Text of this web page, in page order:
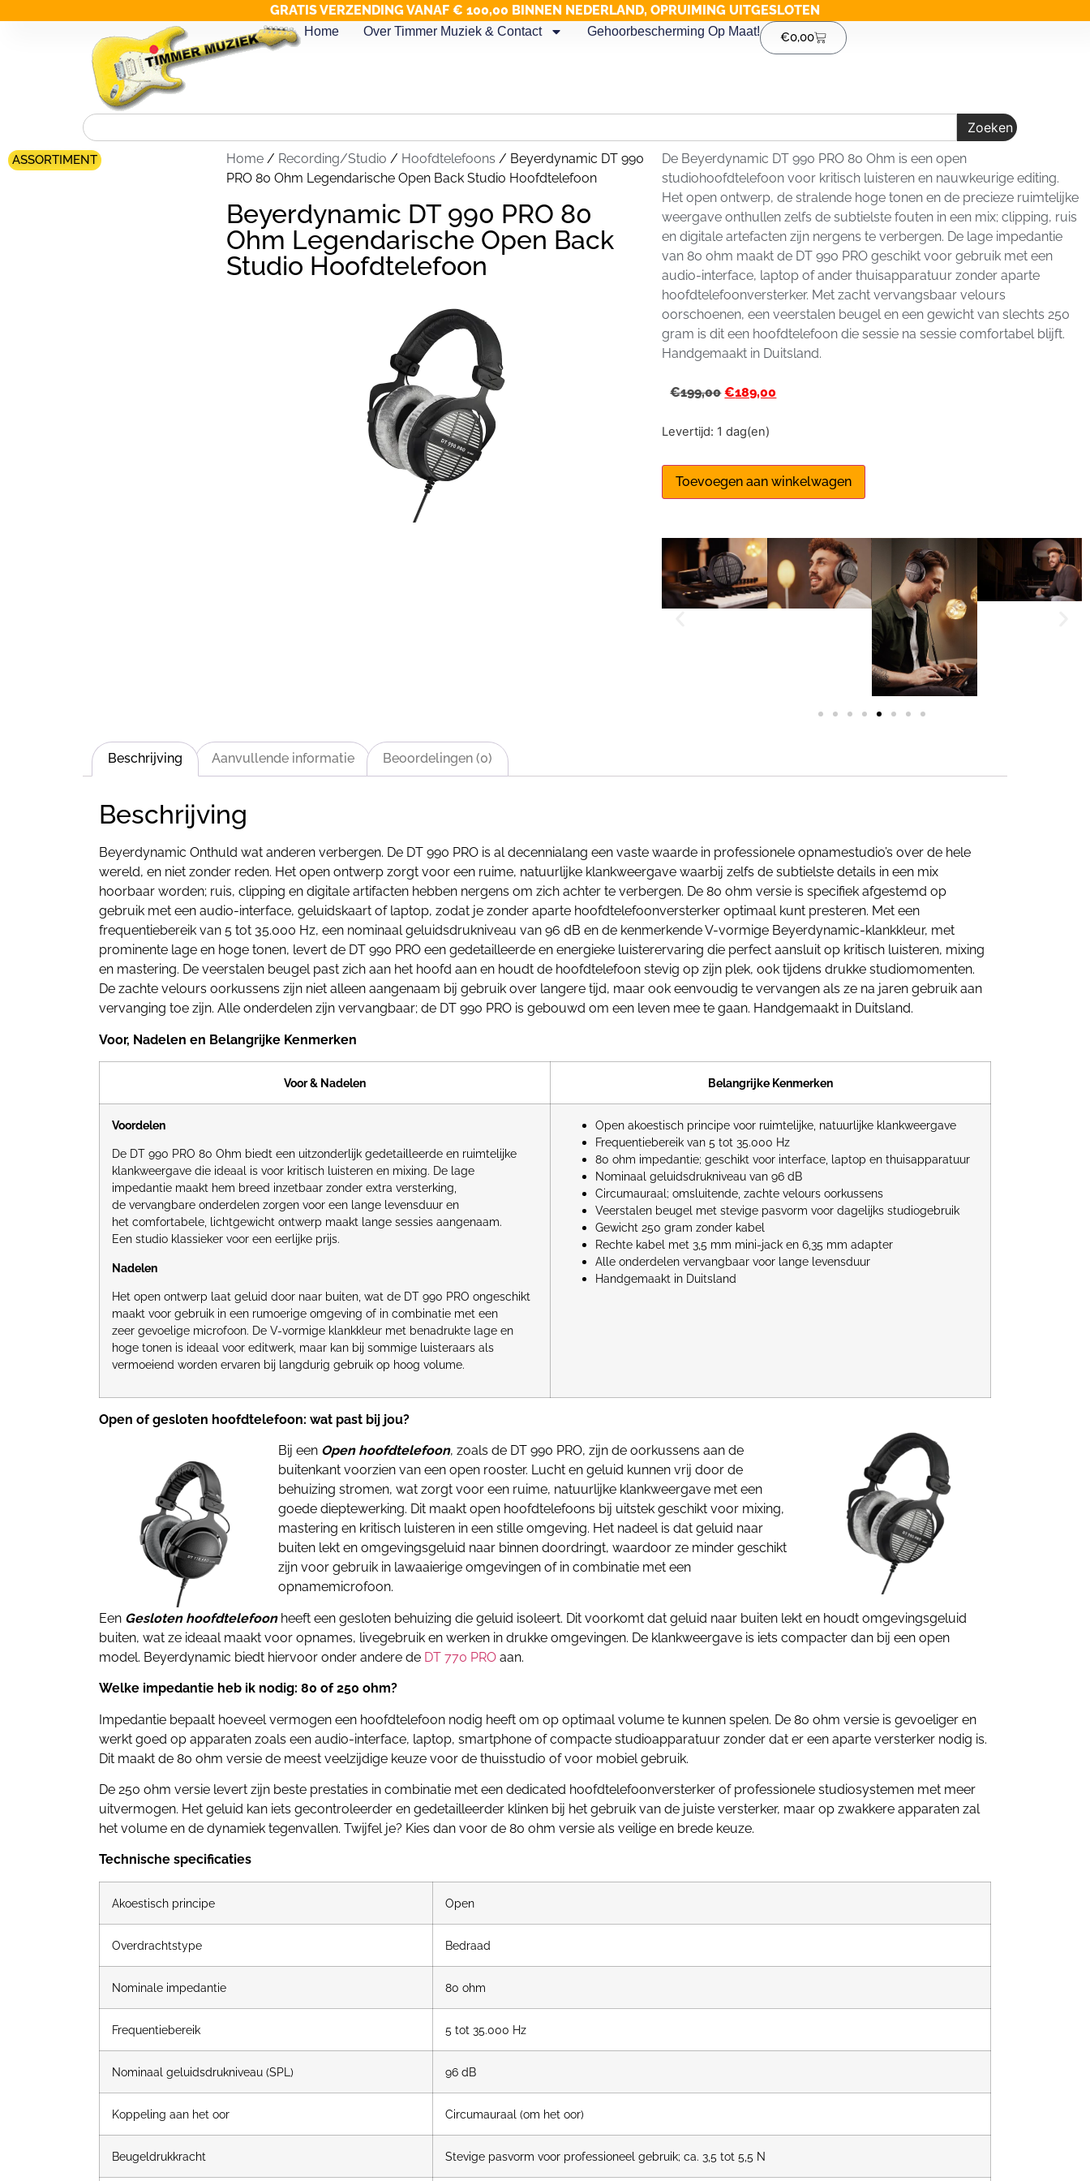
GRATIS VERZENDING VANAF € 100,00 BINNEN NEDERLAND, OPRUIMING UITGESLOTEN
Home Over Timmer Muziek & Contact Gehoorbescherming Op Maat! €0,00
Zoeken
ASSORTIMENT Home/ Recording/Studio / Hoofdtelefoons / Beyerdynamic DT 990
PRO 80 Ohm Legendarische Open Back Studio Hoofdtelefoon
Beyerdynamic DT 990 PRO 80
Ohm Legendarische Open Back
Studio Hoofdtelefoon
De Beyerdynamic DT 990 PRO 80 Ohm is een open
studiohoofdtelefoon voor kritisch luisteren en nauwkeurige editing.
Het open ontwerp, de stralende hoge tonen en de precieze ruimtelijke
weergave onthullen zelfs de subtielste fouten in een mix; clipping, ruis
en digitale artefacten zijn nergens te verbergen. De lage impedantie
van 80 ohm maakt de DT 990 PRO geschikt voor gebruik met een
audio-interface, laptop of ander thuisapparatuur zonder aparte
hoofdtelefoonversterker. Met zacht vervangsbaar velours
oorschoenen, een veerstalen beugel en een gewicht van slechts 250
gram is dit een hoofdtelefoon die sessie na sessie comfortabel blijft.
Handgemaakt in Duitsland.
€199,00 €189,00
Levertijd: 1 dag(en)
Toevoegen aan winkelwagen
Beschrijving Aanvullende informatie Beoordelingen (0)
Beschrijving
Beyerdynamic Onthuld wat anderen verbergen. De DT 990 PRO is al decennialang een vaste waarde in professionele opnamestudio’s over de hele
wereld, en niet zonder reden. Het open ontwerp zorgt voor een ruime, natuurlijke klankweergave waarbij zelfs de subtielste details in een mix
hoorbaar worden; ruis, clipping en digitale artifacten hebben nergens om zich achter te verbergen. De 80 ohm versie is specifiek afgestemd op
gebruik met een audio-interface, geluidskaart of laptop, zodat je zonder aparte hoofdtelefoonversterker optimaal kunt presteren. Met een
frequentiebereik van 5 tot 35.000 Hz, een nominaal geluidsdrukniveau van 96 dB en de kenmerkende V-vormige Beyerdynamic-klankkleur, met
prominente lage en hoge tonen, levert de DT 990 PRO een gedetailleerde en energieke luisterervaring die perfect aansluit op kritisch luisteren, mixing
en mastering. De veerstalen beugel past zich aan het hoofd aan en houdt de hoofdtelefoon stevig op zijn plek, ook tijdens drukke studiomomenten.
De zachte velours oorkussens zijn niet alleen aangenaam bij gebruik over langere tijd, maar ook eenvoudig te vervangen als ze na jaren gebruik aan
vervanging toe zijn. Alle onderdelen zijn vervangbaar; de DT 990 PRO is gebouwd om een leven mee te gaan. Handgemaakt in Duitsland.
Voor, Nadelen en Belangrijke Kenmerken
Voor & Nadelen Belangrijke Kenmerken
Voordelen
De DT 990 PRO 80 Ohm biedt een uitzonderlijk gedetailleerde en ruimtelijke
klankweergave die ideaal is voor kritisch luisteren en mixing. De lage
impedantie maakt hem breed inzetbaar zonder extra versterking,
de vervangbare onderdelen zorgen voor een lange levensduur en
het comfortabele, lichtgewicht ontwerp maakt lange sessies aangenaam.
Een studio klassieker voor een eerlijke prijs.
Nadelen
Het open ontwerp laat geluid door naar buiten, wat de DT 990 PRO ongeschikt
maakt voor gebruik in een rumoerige omgeving of in combinatie met een
zeer gevoelige microfoon. De V-vormige klankkleur met benadrukte lage en
hoge tonen is ideaal voor editwerk, maar kan bij sommige luisteraars als
vermoeiend worden ervaren bij langdurig gebruik op hoog volume.
Open akoestisch principe voor ruimtelijke, natuurlijke klankweergave
Frequentiebereik van 5 tot 35.000 Hz
80 ohm impedantie; geschikt voor interface, laptop en thuisapparatuur
Nominaal geluidsdrukniveau van 96 dB
Circumauraal; omsluitende, zachte velours oorkussens
Veerstalen beugel met stevige pasvorm voor dagelijks studiogebruik
Gewicht 250 gram zonder kabel
Rechte kabel met 3,5 mm mini-jack en 6,35 mm adapter
Alle onderdelen vervangbaar voor lange levensduur
Handgemaakt in Duitsland
Open of gesloten hoofdtelefoon: wat past bij jou?
Bij een Openhoofdtelefoon, zoals de DT 990 PRO, zijn de oorkussens aan de
buitenkant voorzien van een open rooster. Lucht en geluid kunnen vrij door de
behuizing stromen, wat zorgt voor een ruime, natuurlijke klankweergave met een
goede dieptewerking. Dit maakt open hoofdtelefoons bij uitstek geschikt voor mixing,
mastering en kritisch luisteren in een stille omgeving. Het nadeel is dat geluid naar
buiten lekt en omgevingsgeluid naar binnen doordringt, waardoor ze minder geschikt
zijn voor gebruik in lawaaierige omgevingen of in combinatie met een
opnamemicrofoon.
Een Geslotenhoofdtelefoonheeft een gesloten behuizing die geluid isoleert. Dit voorkomt dat geluid naar buiten lekt en houdt omgevingsgeluid
buiten, wat ze ideaal maakt voor opnames, livegebruik en werken in drukke omgevingen. De klankweergave is iets compacter dan bij een open
model. Beyerdynamic biedt hiervoor onder andere de DT 770 PRO aan.
Welke impedantie heb ik nodig: 80 of 250 ohm?
Impedantie bepaalt hoeveel vermogen een hoofdtelefoon nodig heeft om op optimaal volume te kunnen spelen. De 80 ohm versie is gevoeliger en
werkt goed op apparaten zoals een audio-interface, laptop, smartphone of compacte studioapparatuur zonder dat er een aparte versterker nodig is.
Dit maakt de 80 ohm versie de meest veelzijdige keuze voor de thuisstudio of voor mobiel gebruik.
De 250 ohm versie levert zijn beste prestaties in combinatie met een dedicated hoofdtelefoonversterker of professionele studiosystemen met meer
uitvermogen. Het geluid kan iets gecontroleerder en gedetailleerder klinken bij het gebruik van de juiste versterker, maar op zwakkere apparaten zal
het volume en de dynamiek tegenvallen. Twijfel je? Kies dan voor de 80 ohm versie als veilige en brede keuze.
Technische specificaties
Akoestisch principe Open
Overdrachtstype Bedraad
Nominale impedantie 80 ohm
Frequentiebereik 5 tot 35.000 Hz
Nominaal geluidsdrukniveau (SPL) 96 dB
Koppeling aan het oor Circumauraal (om het oor)
Beugeldrukkracht Stevige pasvorm voor professioneel gebruik; ca. 3,5 tot 5,5 N